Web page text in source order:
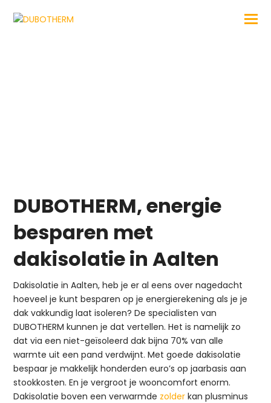
DUBOTHERM, energie
besparen met
dakisolatie in Aalten
Dakisolatie in Aalten, heb je er al eens over nagedacht
hoeveel je kunt besparen op je energierekening als je je
dak vakkundig laat isoleren? De specialisten van
DUBOTHERM kunnen je dat vertellen. Het is namelijk zo
dat via een niet-geïsoleerd dak bijna 70% van alle
warmte uit een pand verdwijnt. Met goede dakisolatie
bespaar je makkelijk honderden euro’s op jaarbasis aan
stookkosten. En je vergroot je wooncomfort enorm.
Dakisolatie boven een verwarmde zolder kan plusminus